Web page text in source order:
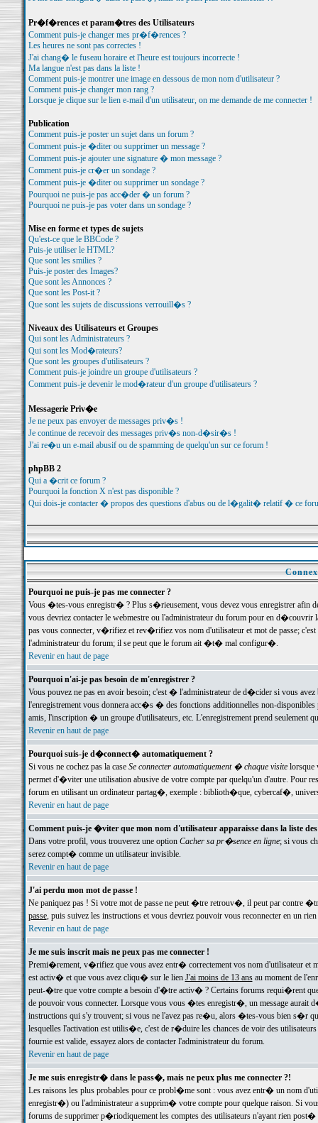
Pr�f�rences et param�tres des Utilisateurs
Comment puis-je changer mes pr�f�rences ?
Les heures ne sont pas correctes !
J'ai chang� le fuseau horaire et l'heure est toujours incorrecte !
Ma langue n'est pas dans la liste !
Comment puis-je montrer une image en dessous de mon nom d'utilisateur ?
Comment puis-je changer mon rang ?
Lorsque je clique sur le lien e-mail d'un utilisateur, on me demande de me connecter !
Publication
Comment puis-je poster un sujet dans un forum ?
Comment puis-je �diter ou supprimer un message ?
Comment puis-je ajouter une signature � mon message ?
Comment puis-je cr�er un sondage ?
Comment puis-je �diter ou supprimer un sondage ?
Pourquoi ne puis-je pas acc�der � un forum ?
Pourquoi ne puis-je pas voter dans un sondage ?
Mise en forme et types de sujets
Qu'est-ce que le BBCode ?
Puis-je utiliser le HTML?
Que sont les smilies ?
Puis-je poster des Images?
Que sont les Annonces ?
Que sont les Post-it ?
Que sont les sujets de discussions verrouill�s ?
Niveaux des Utilisateurs et Groupes
Qui sont les Administrateurs ?
Qui sont les Mod�rateurs?
Que sont les groupes d'utilisateurs ?
Comment puis-je joindre un groupe d'utilisateurs ?
Comment puis-je devenir le mod�rateur d'un groupe d'utilisateurs ?
Messagerie Priv�e
Je ne peux pas envoyer de messages priv�s !
Je continue de recevoir des messages priv�s non-d�sir�s !
J'ai re�u un e-mail abusif ou de spamming de quelqu'un sur ce forum !
phpBB 2
Qui a �crit ce forum ?
Pourquoi la fonction X n'est pas disponible ?
Qui dois-je contacter � propos des questions d'abus ou de l�galit� relatif � ce
Pourquoi ne puis-je pas me connecter ?
Vous �tes-vous enregistr� ? Plus s�rieusement, vous devez vous enregistrer
vous devriez contacter le webmestre ou l'administrateur du forum pour en
pas vous connecter, v�rifiez et rev�rifiez vos nom d'utilisateur et mot de passe;
l'administrateur du forum; il se peut que le forum ait �t� mal configur�.
Revenir en haut de page
Pourquoi n'ai-je pas besoin de m'enregistrer ?
Vous pouvez ne pas en avoir besoin; c'est � l'administrateur de d�cider si vous
l'enregistrement vous donnera acc�s � des fonctions additionnelles non-
amis, l'inscription � un groupe d'utilisateurs, etc. L'enregistrement prend seulement
Revenir en haut de page
Pourquoi suis-je d�connect� automatiquement ?
Si vous ne cochez pas la case Se connecter automatiquement � chaque visitelorsque
permet d'�viter une utilisation abusive de votre compte par quelqu'un d'autre. Pour
forum en utilisant un ordinateur partag�, exemple : biblioth�que, cybercaf�,
Revenir en haut de page
Comment puis-je �viter que mon nom d'utilisateur apparaisse dans la liste
Dans votre profil, vous trouverez une option Cacher sa pr�sence en ligne; si vous
serez compt� comme un utilisateur invisible.
Revenir en haut de page
J'ai perdu mon mot de passe !
Ne paniquez pas ! Si votre mot de passe ne peut �tre retrouv�, il peut par contre
passe, puis suivez les instructions et vous devriez pouvoir vous reconnecter en un rien
Revenir en haut de page
Je me suis inscrit mais ne peux pas me connecter !
Premi�rement, v�rifiez que vous avez entr� correctement vos nom d'utilisateur
est activ� et que vous avez cliqu� sur le lien J'ai moins de 13 ansau moment de
peut-�tre que votre compte a besoin d'�tre activ� ? Certains forums requi�rent
de pouvoir vous connecter. Lorsque vous vous �tes enregistr�, un message aurait
instructions qui s'y trouvent; si vous ne l'avez pas re�u, alors �tes-vous bien s�r
lesquelles l'activation est utilis�e, c'est de r�duire les chances de voir des
fournie est valide, essayez alors de contacter l'administrateur du forum.
Revenir en haut de page
Je me suis enregistr� dans le pass�, mais ne peux plus me connecter ?!
Les raisons les plus probables pour ce probl�me sont : vous avez entr� un nom
enregistr�) ou l'administrateur a supprim� votre compte pour quelque raison. Si
forums de supprimer p�riodiquement les comptes des utilisateurs n'ayant rien